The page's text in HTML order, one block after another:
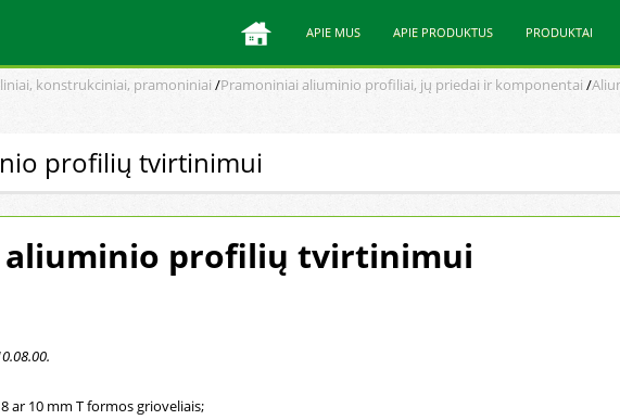
APIE MUS APIE PRODUKTUS PRODUKTAI
konstrukciniai, pramoniniai /Pramoniniai aliuminio profiliai, jų priedai ir komponentai /
profilių tvirtinimui
aliuminio profilių tvirtinimui
ar 10 mm T formos grioveliais;